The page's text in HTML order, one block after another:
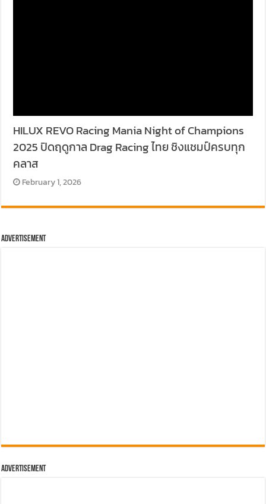
HILUX REVO Racing Mania Night of Champions
2025 ปิดฤดูกาล Drag Racing ไทย ชิงแชมป์ครบทุก
คลาส
February 1, 2026
Advertisement
Advertisement